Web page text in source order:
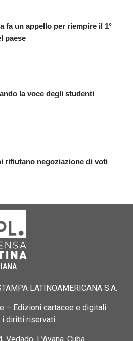
fa un appello per riempire il 1°
paese
la voce degli studenti
rifiutano negoziazione di voti
LATINOAMERICANA S.A.
– Edizioni cartacee e digitali
i diritti riservati
Vedado, L’Avana, Cuba